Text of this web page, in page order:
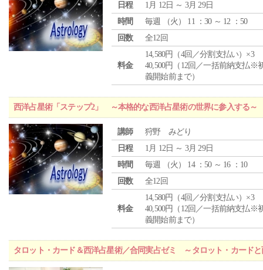
日程
1月 12日 ～ 3月 29日
時間
毎週 （火 ） 11 ：30 ～ 12 ：50
回数
全12回
料金
14,580円（4回／分割支払い）×3
40,500円（12回／一括前納支払※
義開始前まで）
西洋占星術「ステップ2」 ～本格的な西洋占星術の世界に参入する～
講師
狩野 みどり
日程
1月 12日 ～ 3月 29日
時間
毎週 （火 ） 14 ：50 ～ 16 ：10
回数
全12回
料金
14,580円（4回／分割支払い）×3
40,500円（12回／一括前納支払※
義開始前まで）
タロット・カード＆西洋占星術／合同実占ゼミ ～タロット・カード